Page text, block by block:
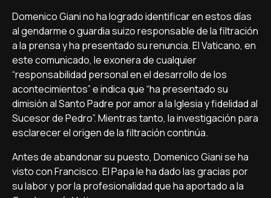
Domenico Giani no ha logrado identificar en estos días
al gendarme o guardia suizo responsable de la filtración
a la prensa y ha presentado su renuncia. El Vaticano, en
este comunicado, le exonera de cualquier
“responsabilidad personal en el desarrollo de los
acontecimientos” e indica que “ha presentado su
dimisión al Santo Padre por amor a la Iglesia y fidelidad al
Sucesor de Pedro”. Mientras tanto, la investigación para
esclarecer el origen de la filtración continúa.
Antes de abandonar su puesto, Domenico Giani se ha
visto con Francisco. El Papa le ha dado las gracias por
su labor y por la profesionalidad que ha aportado a la